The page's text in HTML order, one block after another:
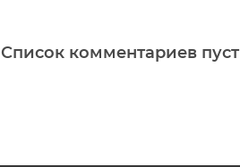
Список комментариев пуст